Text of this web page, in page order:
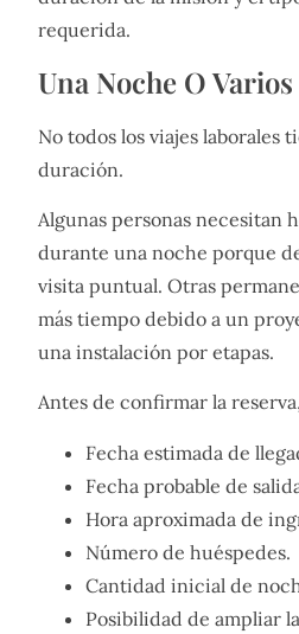
requerida.
Una Noche O
No todos los viajes laborales
duración.
Algunas personas necesitan
durante una noche porque
visita puntual. Otras
más tiempo debido a un
una instalación por etapas.
Antes de confirmar la
Fecha estimada de
Fecha probable de
Hora aproximada de
Número de huéspedes.
Cantidad inicial de
Posibilidad de ampliar